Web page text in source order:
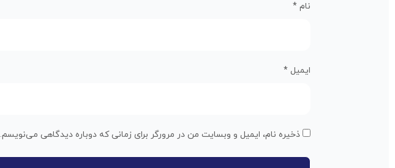
نام *
ایمیل *
ذخیره نام، ایمیل و وبسایت من در مرورگر برای زمانی که دوباره دیدگاهی می‌نویسم.